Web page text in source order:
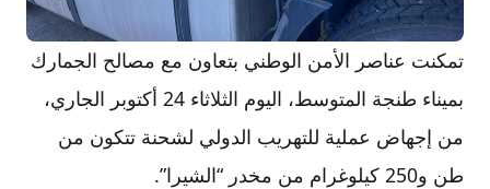
تمكنت عناصر الأمن الوطني بتعاون مع مصالح الجمارك
بميناء طنجة المتوسط، اليوم الثلاثاء 24 أكتوبر الجاري،
من إجهاض عملية للتهريب الدولي لشحنة تتكون من
طن و250 كيلوغرام من مخدر “الشيرا”.